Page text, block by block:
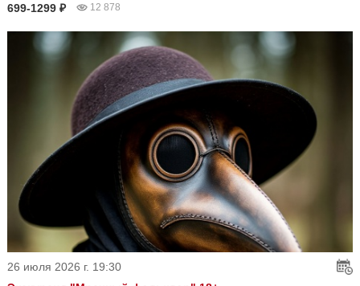
699-1299 ₽ 12 878
26 июля 2026 г. 19:30